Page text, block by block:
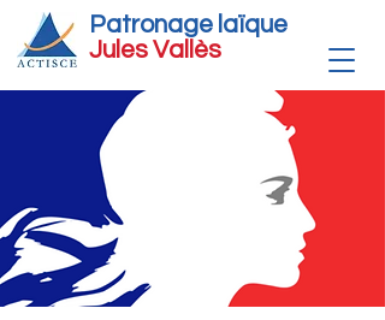
Patronage laïque
Jules Vallès